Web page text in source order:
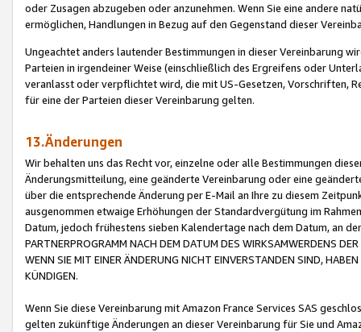
oder Zusagen abzugeben oder anzunehmen. Wenn Sie eine andere
ermöglichen, Handlungen in Bezug auf den Gegenstand dieser
Ungeachtet anders lautender Bestimmungen in dieser Vereinbarung
Parteien in irgendeiner Weise (einschließlich des Ergreifens oder
veranlasst oder verpflichtet wird, die mit US-Gesetzen, Vorschriften,
für eine der Parteien dieser Vereinbarung gelten.
13.Änderungen
Wir behalten uns das Recht vor, einzelne oder alle Bestimmungen
Änderungsmitteilung, eine geänderte Vereinbarung oder eine
über die entsprechende Änderung per E-Mail an Ihre zu diesem
ausgenommen etwaige Erhöhungen der Standardvergütung im
Datum, jedoch frühestens sieben Kalendertage nach dem Datum, an
PARTNERPROGRAMM NACH DEM DATUM DES WIRKSAMWERDENS
WENN SIE MIT EINER ÄNDERUNG NICHT EINVERSTANDEN SIND,
KÜNDIGEN.
Wenn Sie diese Vereinbarung mit Amazon France Services SAS
gelten zukünftige Änderungen an dieser Vereinbarung für Sie und